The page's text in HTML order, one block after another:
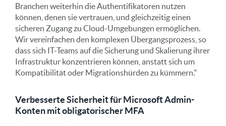
Branchen weiterhin die Authentifikatoren nutzen
können, denen sie vertrauen, und gleichzeitig einen
sicheren Zugang zu Cloud-Umgebungen ermöglichen.
Wir vereinfachen den komplexen Übergangsprozess, so
dass sich IT-Teams auf die Sicherung und Skalierung ihrer
Infrastruktur konzentrieren können, anstatt sich um
Kompatibilität oder Migrationshürden zu kümmern."
Verbesserte Sicherheit für Microsoft Admin-
Konten mit obligatorischer MFA